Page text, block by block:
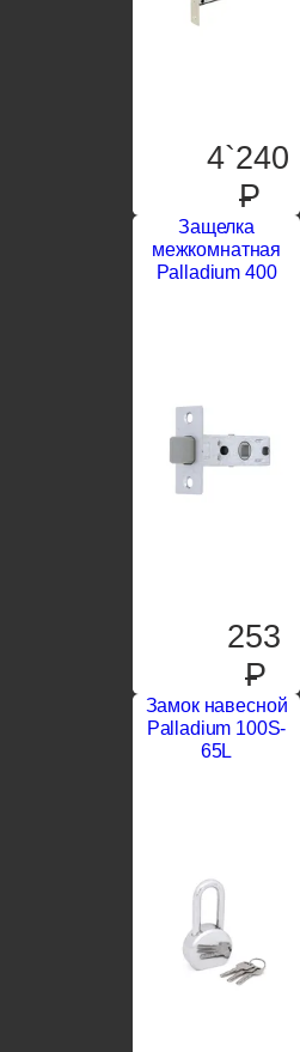
4`240
P
Защелка
межкомнатная
Palladium 400
253
P
Замок навесной
Palladium 100S-
65L